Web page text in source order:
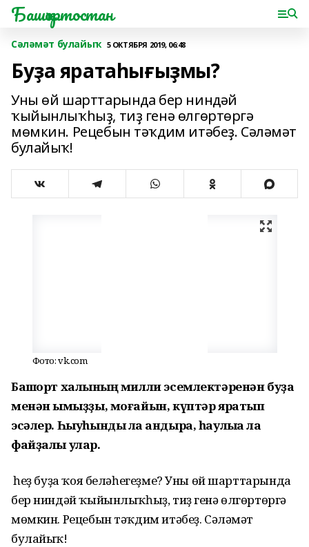
Башҡортостан
Сәләмәт булайыҡ 5 ОКТЯБРЯ 2019, 06:48
Буҙа яратаһығыҙмы?
Уны өй шарттарында бер ниндәй
ҡыйынлыҡһыҙ, тиҙ генә өлгөртөргә
мөмкин. Рецебын тәҡдим итәбеҙ. Сәләмәт
булайыҡ!
Фото: vk.com
Башҡорт халҡының милли эсемлектәренән буҙа
менән ҡымыҙҙы, моғайын, күптәр яратып
эсәлер. Һыуһынды ла ҡандыра, һаулыҡҡа ла
файҙалы улар.
Ә һеҙ буҙа ҡоя беләһегеҙме? Уны өй шарттарында
бер ниндәй ҡыйынлыҡһыҙ, тиҙ генә өлгөртөргә
мөмкин. Рецебын тәҡдим итәбеҙ. Сәләмәт
булайыҡ!